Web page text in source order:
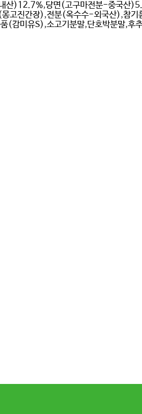
산)12.7%,당면(고구마전분-중국산
고진간장),전분(옥수수-외국산),참기
(감미유S),소고기분말,단호박분말,후